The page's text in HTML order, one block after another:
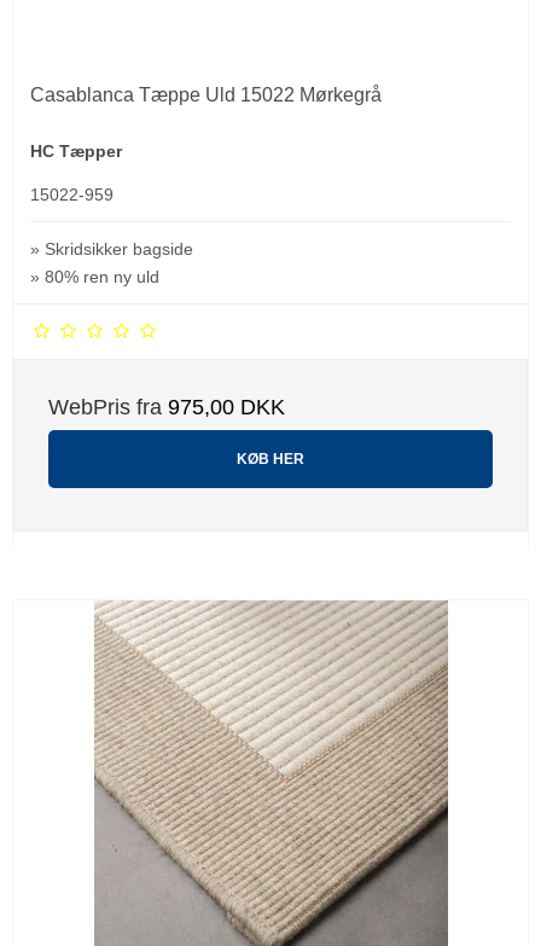
Casablanca Tæppe Uld 15022 Mørkegrå
HC Tæpper
15022-959
» Skridsikker bagside
» 80% ren ny uld
WebPris fra 975,00 DKK
KØB HER